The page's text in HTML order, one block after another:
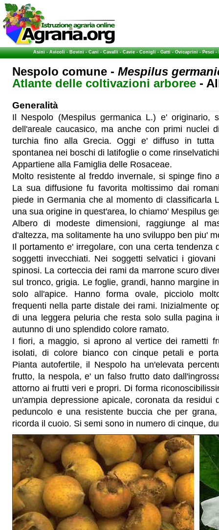
Asini-Avicoli-Bovini-Cani-Cavalli-Cavie-Conigli-Gatti-Ovicaprini-Pesci-
Nespolo comune - Mespilus
Atlante delle coltivazioni arboree -
Generalità
Il Nespolo (Mespilus germanica L.) e' originario,
dell'areale caucasico, ma anche con primi nuclei
turchia fino alla Grecia. Oggi e' diffuso in tutta
spontanea nei boschi di latifoglie o come
Appartiene alla Famiglia delle Rosaceae.
Molto resistente al freddo invernale, si spinge fino
La sua diffusione fu favorita moltissimo dai
piede in Germania che al momento di classificarla
una sua origine in quest'area, lo chiamo' Mespilus
Albero di modeste dimensioni, raggiunge al
d'altezza, ma solitamente ha uno sviluppo ben piu'
Il portamento e' irregolare, con una certa tendenza
soggetti invecchiati. Nei soggetti selvatici i
spinosi. La corteccia dei rami da marrone scuro
sul tronco, grigia. Le foglie, grandi, hanno margine
solo all'apice. Hanno forma ovale, picciolo
frequenti nella parte distale dei rami. Inizialmente
di una leggera peluria che resta solo sulla pagina
autunno di uno splendido colore ramato.
I fiori, a maggio, si aprono al vertice dei rametti
isolati, di colore bianco con cinque petali e
Pianta autofertile, il Nespolo ha un'elevata
frutto, la nespola, e' un falso frutto dato
attorno ai frutti veri e propri. Di forma
un'ampia depressione apicale, coronata da residui
peduncolo e una resistente buccia che per
ricorda il cuoio. Si semi sono in numero di cinque,